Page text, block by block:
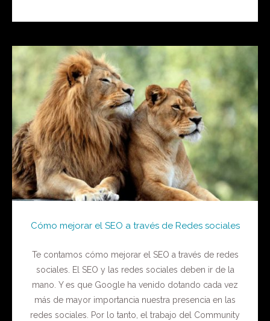
Cómo mejorar el SEO a través de Redes sociales
Te contamos cómo mejorar el SEO a través de redes
sociales. El SEO y las redes sociales deben ir de la
mano. Y es que Google ha venido dotando cada vez
más de mayor importancia nuestra presencia en las
redes sociales. Por lo tanto, el trabajo del Community